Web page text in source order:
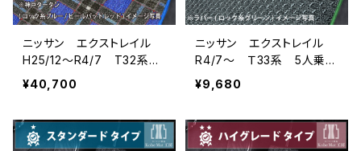
ニッサン エクストレイル
H25/12〜R4/7 T32系
5人乗 フロアマット一式
カーマット 神戸タータ
¥40,700
ニッサン エクストレイル
R4/7〜 Ｔ33系 5人乗
フロアマット一式 カーマッ
ト 防水 ラバータイプ
¥9,680